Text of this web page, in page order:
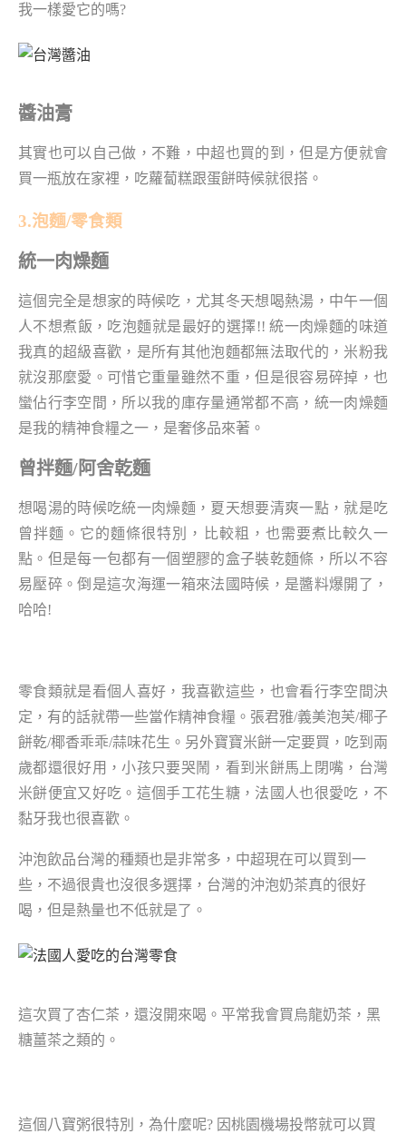
我一樣愛它的嗎?
醬油膏
其實也可以自己做，不難，中超也買的到，但是方便就會
買一瓶放在家裡，吃蘿蔔糕跟蛋餅時候就很搭。
3.泡麵/零食類
統一肉燥麵
這個完全是想家的時候吃，尤其冬天想喝熱湯，中午一個
人不想煮飯，吃泡麵就是最好的選擇!! 統一肉燥麵的味道
我真的超級喜歡，是所有其他泡麵都無法取代的，米粉我
就沒那麼愛。可惜它重量雖然不重，但是很容易碎掉，也
蠻佔行李空間，所以我的庫存量通常都不高，統一肉燥麵
是我的精神食糧之一，是奢侈品來著。
曾拌麵/阿舍乾麵
想喝湯的時候吃統一肉燥麵，夏天想要清爽一點，就是吃
曾拌麵。它的麵條很特別，比較粗，也需要煮比較久一
點。但是每一包都有一個塑膠的盒子裝乾麵條，所以不容
易壓碎。倒是這次海運一箱來法國時候，是醬料爆開了，
哈哈!
零食類就是看個人喜好，我喜歡這些，也會看行李空間決
定，有的話就帶一些當作精神食糧。張君雅/義美泡芙/椰子
餅乾/椰香乖乖/蒜味花生。另外寶寶米餅一定要買，吃到兩
歲都還很好用，小孩只要哭鬧，看到米餅馬上閉嘴，台灣
米餅便宜又好吃。這個手工花生糖，法國人也很愛吃，不
黏牙我也很喜歡。
沖泡飲品台灣的種類也是非常多，中超現在可以買到一
些，不過很貴也沒很多選擇，台灣的沖泡奶茶真的很好
喝，但是熱量也不低就是了。
這次買了杏仁茶，還沒開來喝。平常我會買烏龍奶茶，黑
糖薑茶之類的。
這個八寶粥很特別，為什麼呢? 因桃園機場投幣就可以買